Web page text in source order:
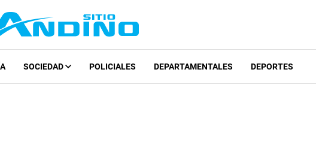
SOCIEDAD POLICIALES DEPARTAMENTALES DEPORTES